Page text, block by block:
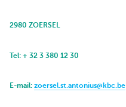
2980 ZOERSEL
Tel: + 32 3 380 12 30
E-mail: zoersel.st.antonius@kbc.be